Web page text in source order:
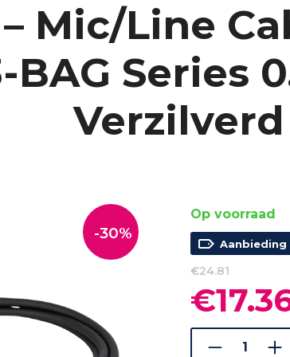
Mic/Line
Series
Verzilverd
-30%
Op voorraad
Aanbieding
€24.81
prijs
was:
€24.81.
€